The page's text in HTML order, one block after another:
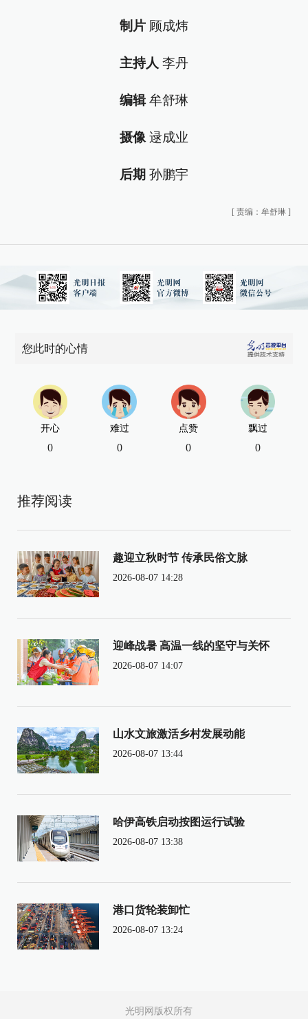
制片 顾成炜
主持人 李丹
编辑牟舒琳
摄像 逯成业
后期 孙鹏宇
[ 责编：牟舒琳 ]
您此时的心情
开心
0
难过
0
点赞
0
飘过
0
推荐阅读
趣迎立秋时节 传承民俗文脉
2026-08-07 14:28
迎峰战暑 高温一线的坚守与关怀
2026-08-07 14:07
山水文旅激活乡村发展动能
2026-08-07 13:44
哈伊高铁启动按图运行试验
2026-08-07 13:38
港口货轮装卸忙
2026-08-07 13:24
光明网版权所有